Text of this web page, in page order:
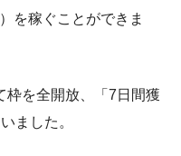
を稼ぐことができま
枠を全開放、「7日間獲
ました。